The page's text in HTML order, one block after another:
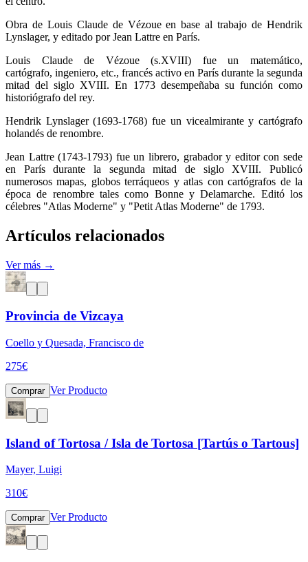
Obra de Louis Claude de Vézoue en base al trabajo de Hendrik
Lynslager, y editado por Jean Lattre en París.
Louis Claude de Vézoue (s.XVIII) fue un matemático,
cartógrafo, ingeniero, etc., francés activo en París durante la segunda
mitad del siglo XVIII. En 1773 desempeñaba su función como
historiógrafo del rey.
Hendrik Lynslager (1693-1768) fue un vicealmirante y cartógrafo
holandés de renombre.
Jean Lattre (1743-1793) fue un librero, grabador y editor con sede
en París durante la segunda mitad de siglo XVIII. Publicó
numerosos mapas, globos terráqueos y atlas con cartógrafos de la
época de renombre tales como Bonne y Delamarche. Editó los
célebres "Atlas Moderne" y "Petit Atlas Moderne" de 1793.
Artículos relacionados
Ver más →
Provincia de Vizcaya
Coello y Quesada, Francisco de
275€
Comprar Ver Producto
Island of Tortosa / Isla de Tortosa [Tartús o Tartous]
Mayer, Luigi
310€
Comprar Ver Producto